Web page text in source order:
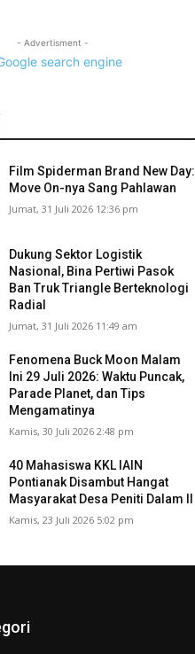
- Advertisment -
Film Spiderman Brand New Day:
Move On-nya Sang Pahlawan
Jumat, 31 Juli 2026 12:36 pm
Dukung Sektor Logistik
Nasional, Bina Pertiwi Pasok
Ban Truk Triangle Berteknologi
Radial
Jumat, 31 Juli 2026 11:49 am
Fenomena Buck Moon Malam
Ini 29 Juli 2026: Waktu Puncak,
Parade Planet, dan Tips
Mengamatinya
Kamis, 30 Juli 2026 2:48 pm
40 Mahasiswa KKL IAIN
Pontianak Disambut Hangat
Masyarakat Desa Peniti Dalam II
Kamis, 23 Juli 2026 5:02 pm